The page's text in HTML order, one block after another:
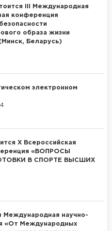
III Международная
конференция
образа жизни
Беларусь)
электронном
X Всероссийская
«ВОПРОСЫ
В СПОРТЕ ВЫСШИХ
Международная научно-
«От Международных